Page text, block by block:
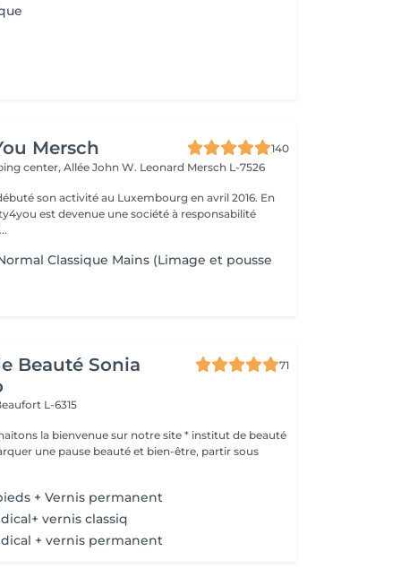
Mersch
140
center, Allée John W. Leonard Mersch L-7526
son activité au Luxembourg en avril 2016. En
est devenue une société à responsabilité
Classique Mains (Limage et pousse
Beauté Sonia
71
L-6315
la bienvenue sur notre site * institut de beauté
+ Vernis permanent
vernis classiq
+ vernis permanent